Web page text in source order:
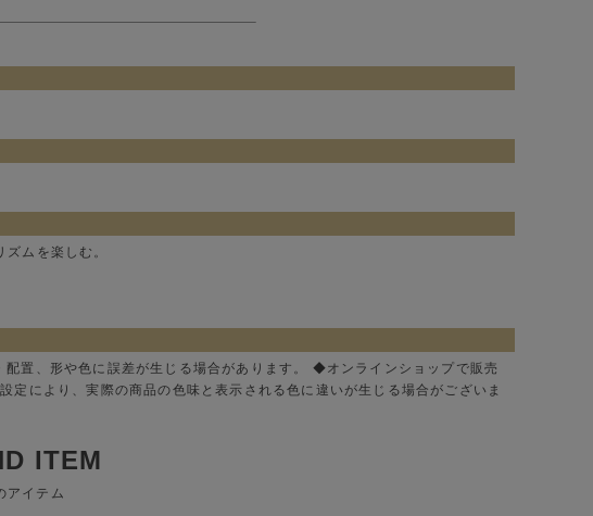
ムを楽しむ。
置、形や色に誤差が生じる場合があります。 ◆オンラインショップで販売
により、実際の商品の色味と表示される色に違いが生じる場合がございま
ITEM
アイテム